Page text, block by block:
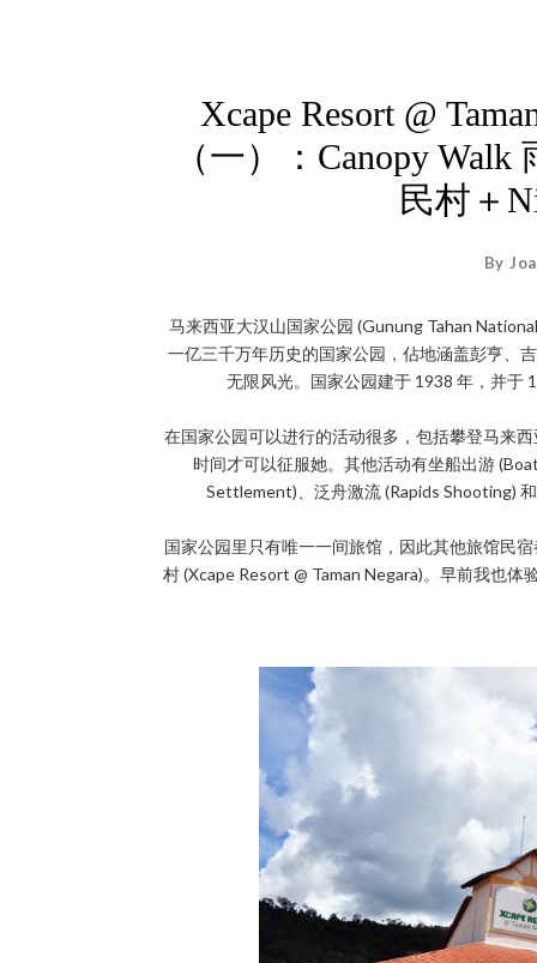
Xcape Resort @
（一）：Canopy
民村＋
By
马来西亚大汉山国家公园 (Gunung Tahan
一亿三千万年历史的国家公园，佔地涵盖彭亨、
无限风光。国家公园建于 1938 年，并于
在国家公园可以进行的活动很多，包括攀登马来
时间才可以征服她。其他活动有坐船出游
Settlement)、泛舟激流 (Rapids Shooting)
国家公园里只有唯一一间旅馆，因此其他旅馆民
村 (Xcape Resort @ Taman Negara)。早前我也